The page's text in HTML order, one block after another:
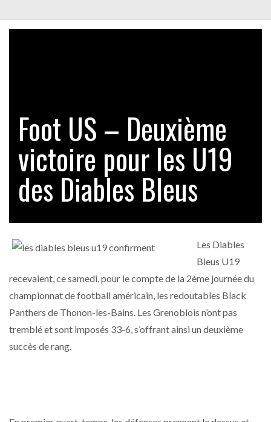
Foot US – Deuxième
victoire pour les U19
des Diables Bleus
Les Diables
Bleus U19
recevaient, ce samedi, pour le compte de la 2ème journée du
championnat de football américain, les redoutables Black
Panthers de Thonon-les-Bains. Les Grenoblois n’ont pas
tremblé et sont imposés 33-6, s’offrant ainsi un deuxième
succès de rang.